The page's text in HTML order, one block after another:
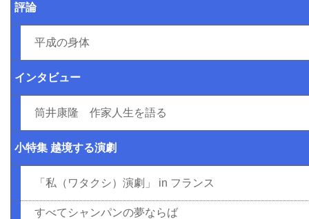
評論
平成の身体
インタビュー
筒井康隆 作家人生を語る
小特集 越境する演劇
「私（ワタクシ）演劇」 in フランス
すべてシャンパンの夢ならば